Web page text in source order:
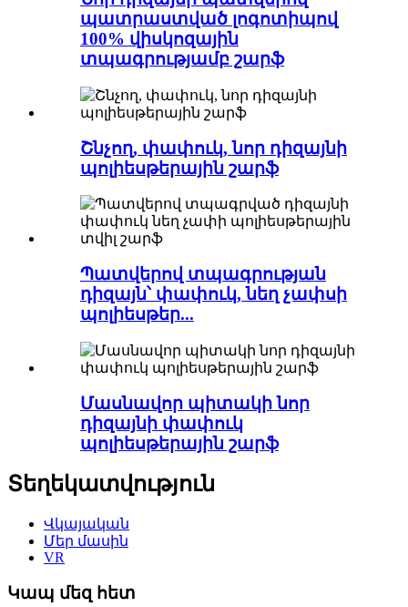
պատրաստված լոգոտիպով
100% վիսկոզային
տպագրությամբ շարֆ
Շնչող, փափուկ, նոր դիզայնի
պոլիեսթերային շարֆ
Պատվերով տպագրության
դիզայն՝ փափուկ, նեղ չափսի
պոլիեսթեր...
Մասնավոր պիտակի նոր
դիզայնի փափուկ
պոլիեսթերային շարֆ
Տեղեկատվություն
Վկայական
Մեր մասին
VR
Կապ մեզ հետ